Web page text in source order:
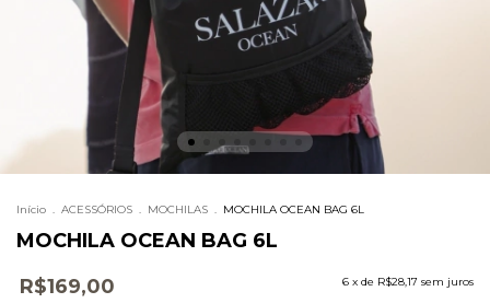
Início . ACESSÓRIOS . MOCHILAS . MOCHILA OCEAN BAG 6L
MOCHILA OCEAN BAG 6L
R$169,00
6 x de R$28,17 sem juros